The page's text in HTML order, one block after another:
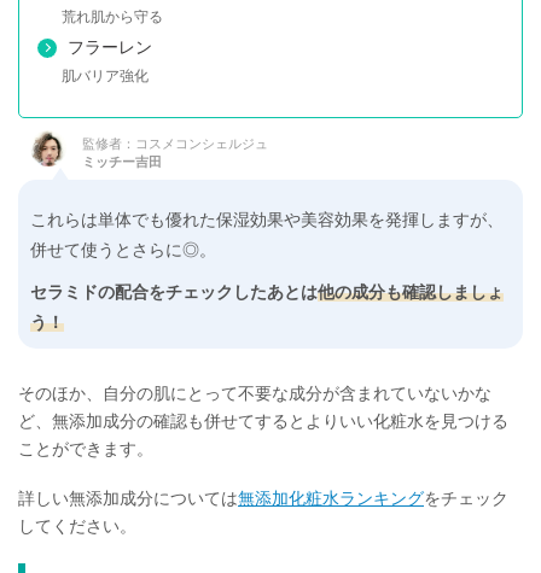
荒れ肌から守る
フラーレン
肌バリア強化
監修者：コスメコンシェルジュ
ミッチー吉田
これらは単体でも優れた保湿効果や美容効果を発揮しますが、
併せて使うとさらに◎。
セラミドの配合をチェックしたあとは他の成分も確認しましょ
う！
そのほか、自分の肌にとって不要な成分が含まれていないかな
ど、無添加成分の確認も併せてするとよりいい化粧水を見つける
ことができます。
詳しい無添加成分については無添加化粧水ランキングをチェック
してください。